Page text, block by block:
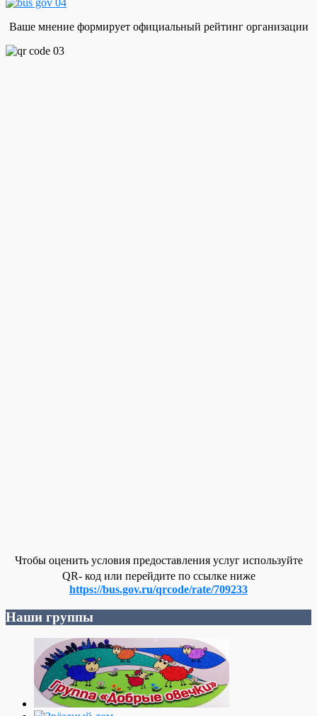
Ваше мнение формирует официальный рейтинг организации
Чтобы оценить условия предоставления услуг используйте
QR- код или перейдите по ссылке ниже
https://bus.gov.ru/qrcode/rate/709233
Наши группы